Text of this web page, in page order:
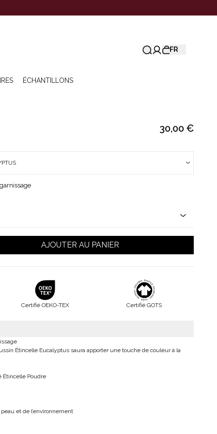
FR
ÉCHANTILLONS
30,00 €
AJOUTER AU PANIER
Certifié OEKO-TEX Certifié GOTS
Étincelle Eucalyptus saura apporter une touche de couleur à la
Étincelle Poudre
et de l’environnement